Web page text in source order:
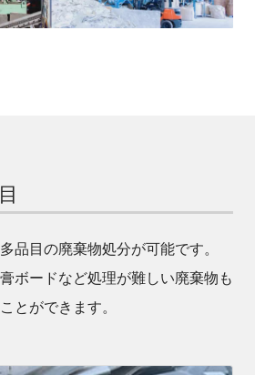
品目の廃棄物処分が可能です。
ボードなど処理が難しい廃棄物も
とができます。